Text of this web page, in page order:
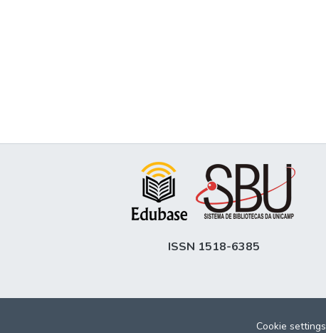
ISSN 1518-6385
Cookie settings